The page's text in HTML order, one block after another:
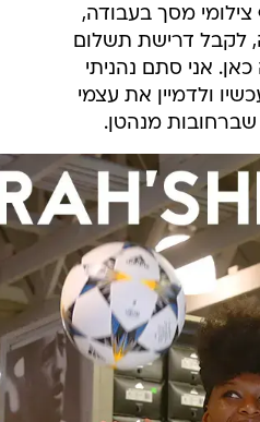
מסך בעבודה,
לקבל דרישת תשלום
אני סתם נהניתי
ולדמיין את עצמי
מנהטן.